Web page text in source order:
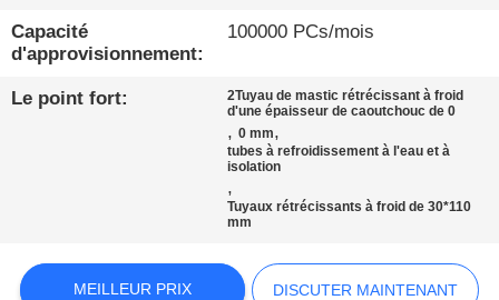
VISITE
D'USINE
CONTACTEZ-
Capacité
d'approvisionnement:
100000 PCs/mois
Le point fort:
2Tuyau de mastic rétrécissant à froid
d'une épaisseur de caoutchouc de 0
,0 mm,
tubes à refroidissement à l'eau et à
isolation
,
Tuyaux rétrécissants à froid de 30*110
mm
MEILLEUR PRIX DISCUTER MAINTENANT